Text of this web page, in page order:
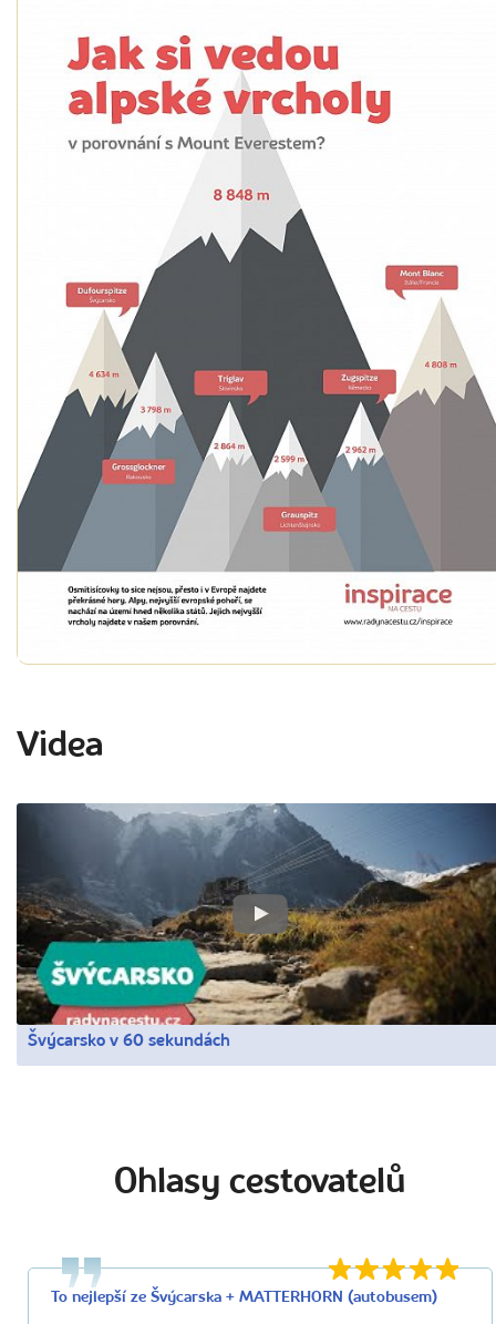
Videa
Švýcarsko v 60 sekundách
Ohlasy cestovatelů
To nejlepší ze Švýcarska + MATTERHORN (autobusem)